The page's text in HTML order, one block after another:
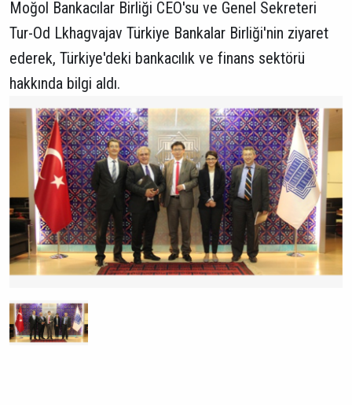
Moğol Bankacılar Birliği CEO'su ve Genel Sekreteri
Tur-Od Lkhagvajav Türkiye Bankalar Birliği'nin ziyaret
ederek, Türkiye'deki bankacılık ve finans sektörü
hakkında bilgi aldı.